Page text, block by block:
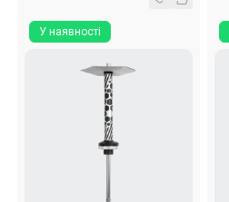
У наявності